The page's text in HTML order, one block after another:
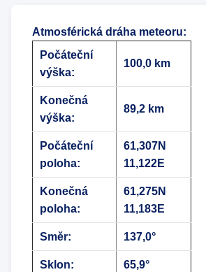
Atmosférická dráha meteoru:
Počáteční
výška:
100,0 km
Konečná
výška:
89,2 km
Počáteční
poloha:
61,307N
11,122E
Konečná
poloha:
61,275N
11,183E
Směr: 137,0°
Sklon: 65,9°